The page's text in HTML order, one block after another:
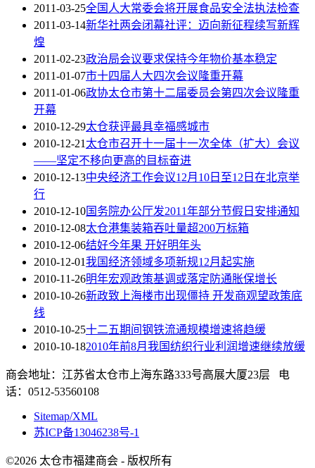
2011-03-25全国人大常委会将开展食品安全法执法检查
2011-03-14新华社两会闭幕社评：迈向新征程续写新辉
煌
2011-02-23政治局会议要求保持今年物价基本稳定
2011-01-07市十四届人大四次会议隆重开幕
2011-01-06政协太仓市第十二届委员会第四次会议隆重
开幕
2010-12-29太仓获评最具幸福感城市
2010-12-21太仓市召开十一届十一次全体（扩大）会议
——坚定不移向更高的目标奋进
2010-12-13中央经济工作会议12月10日至12日在北京举
行
2010-12-10国务院办公厅发2011年部分节假日安排通知
2010-12-08太仓港集装箱吞吐量超200万标箱
2010-12-06结好今年果 开好明年头
2010-12-01我国经济领域多项新规12月起实施
2010-11-26明年宏观政策基调或落定防通胀保增长
2010-10-26新政致上海楼市出现僵持 开发商观望政策底
线
2010-10-25十二五期间钢铁流通规模增速将趋缓
2010-10-182010年前8月我国纺织行业利润增速继续放缓
商会地址：江苏省太仓市上海东路333号高展大厦23层 电
话：0512-53560108
Sitemap/XML
苏ICP备13046238号-1
©2026 太仓市福建商会 - 版权所有